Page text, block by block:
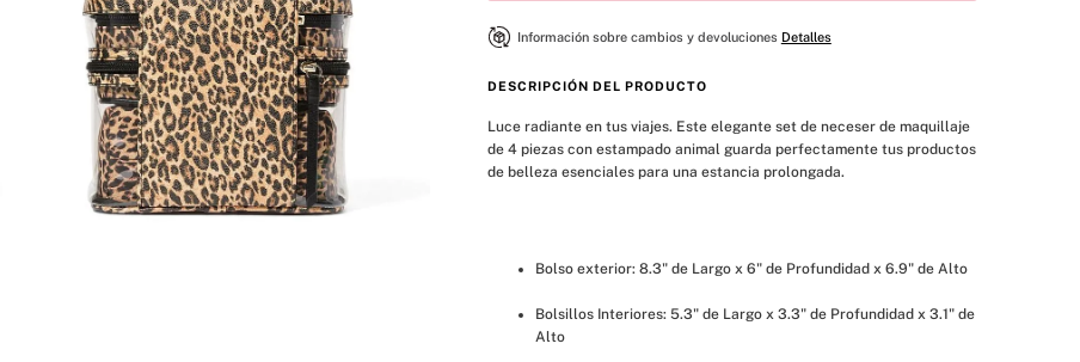
Información sobre cambios y devoluciones Detalles
DESCRIPCIÓN DEL PRODUCTO
Luce radiante en tus viajes. Este elegante set de neceser de maquillaje
de 4 piezas con estampado animal guarda perfectamente tus productos
de belleza esenciales para una estancia prolongada.
Bolso exterior: 8.3" de Largo x 6" de Profundidad x 6.9" de Alto
Bolsillos Interiores: 5.3" de Largo x 3.3" de Profundidad x 3.1" de
Alto